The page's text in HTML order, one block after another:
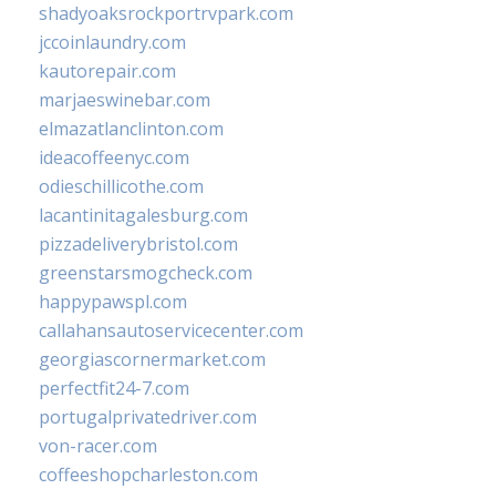
shadyoaksrockportrvpark.com
jccoinlaundry.com
kautorepair.com
marjaeswinebar.com
elmazatlanclinton.com
ideacoffeenyc.com
odieschillicothe.com
lacantinitagalesburg.com
pizzadeliverybristol.com
greenstarsmogcheck.com
happypawspl.com
callahansautoservicecenter.com
georgiascornermarket.com
perfectfit24-7.com
portugalprivatedriver.com
von-racer.com
coffeeshopcharleston.com